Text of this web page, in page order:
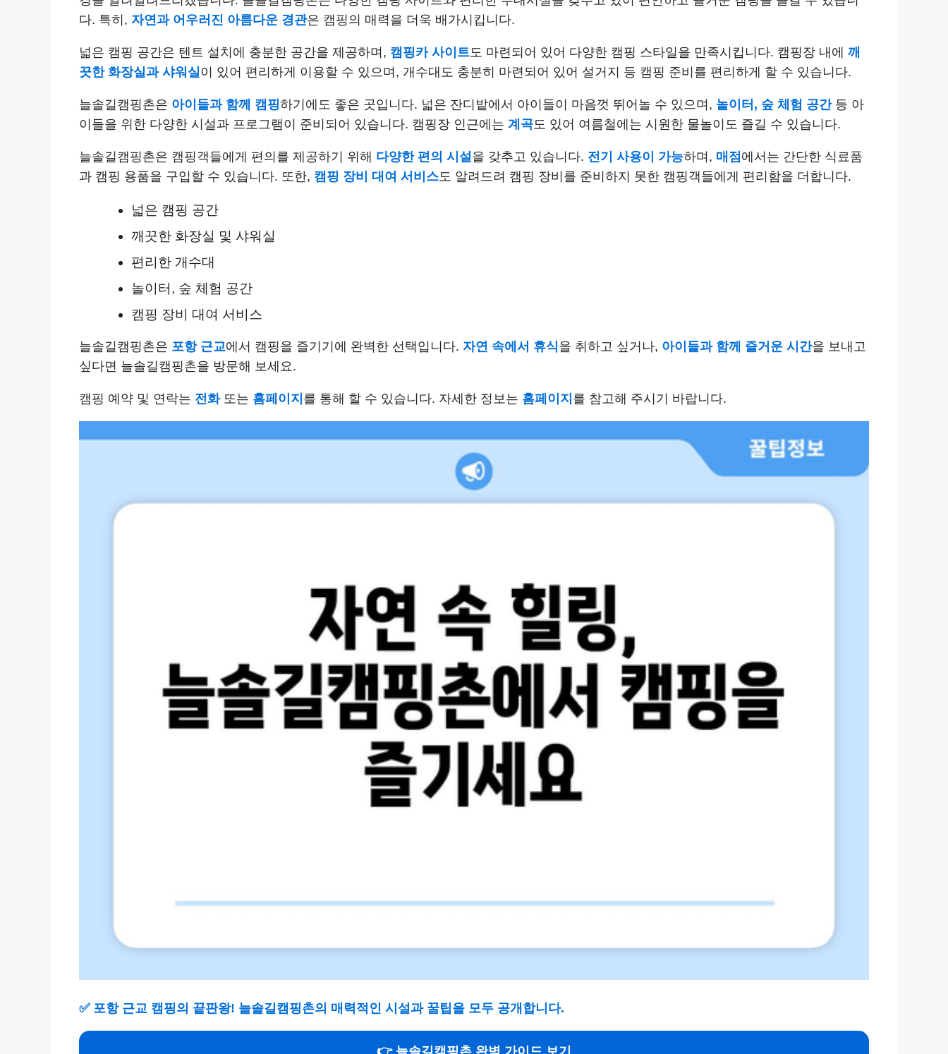
다. 특히, 자연과 어우러진 아름다운 경관은 캠핑의 매력을 더욱 배가시킵니다.
넓은 캠핑 공간은 텐트 설치에 충분한 공간을 제공하며, 캠핑카 사이트도 마련되어 있어 다양한 캠핑 스타일을 만족시킵니다. 캠핑장 내에 깨
끗한 화장실과 샤워실이 있어 편리하게 이용할 수 있으며, 개수대도 충분히 마련되어 있어 설거지 등 캠핑 준비를 편리하게 할 수 있습니다.
늘솔길캠핑촌은 아이들과 함께 캠핑하기에도 좋은 곳입니다. 넓은 잔디밭에서 아이들이 마음껏 뛰어놀 수 있으며, 놀이터, 숲 체험 공간등 아
이들을 위한 다양한 시설과 프로그램이 준비되어 있습니다. 캠핑장 인근에는 계곡도 있어 여름철에는 시원한 물놀이도 즐길 수 있습니다.
늘솔길캠핑촌은 캠핑객들에게 편의를 제공하기 위해 다양한 편의 시설을 갖추고 있습니다. 전기 사용이 가능하며, 매점 에서는 간단한 식료품
과 캠핑 용품을 구입할 수 있습니다. 또한, 캠핑 장비 대여 서비스도 알려드려 캠핑 장비를 준비하지 못한 캠핑객들에게 편리함을 더합니다.
넓은 캠핑 공간
깨끗한 화장실 및 샤워실
편리한 개수대
놀이터, 숲 체험 공간
캠핑 장비 대여 서비스
늘솔길캠핑촌은 포항 근교에서 캠핑을 즐기기에 완벽한 선택입니다. 자연 속에서 휴식을 취하고 싶거나, 아이들과 함께 즐거운 시간을 보내고
싶다면 늘솔길캠핑촌을 방문해 보세요.
캠핑 예약 및 연락는 전화또는 홈페이지 를 통해 할 수 있습니다. 자세한 정보는 홈페이지 를 참고해 주시기 바랍니다.
✅ 포항 근교 캠핑의 끝판왕! 늘솔길캠핑촌의 매력적인 시설과 꿀팁을 모두 공개합니다.
👉 늘솔길캠핑촌 완벽 가이드 보기